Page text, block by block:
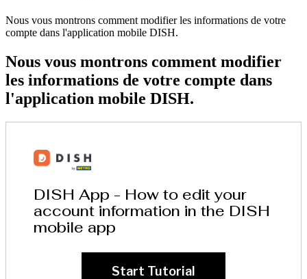
Nous vous montrons comment modifier les informations de votre
compte dans l'application mobile DISH.
Nous vous montrons comment modifier
les informations de votre compte dans
l'application mobile DISH.